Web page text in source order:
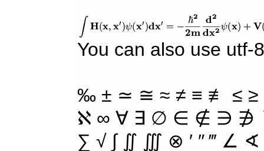
You can also use utf-
‰ ± ≃ ≅ ≈ ≠ ≡ ≢ ≤
ℵ ∞ ∀ ∃ ∅ ∈ ∉ ∋ ∌
∑ √ ∫ ∬ ∭ ⊗ ′ ″ ‴ ∠